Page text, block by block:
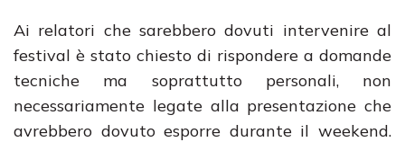
Ai relatori che sarebbero dovuti intervenire al
festival è stato chiesto di rispondere a domande
tecniche ma soprattutto personali, non
necessariamente legate alla presentazione che
avrebbero dovuto esporre durante il weekend.